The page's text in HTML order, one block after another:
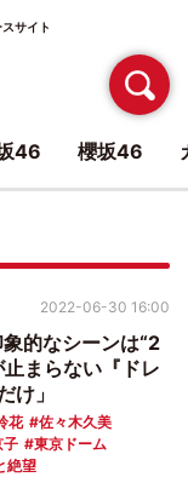
サイト
的なシーンは“2
まらない『ドレ
け」
花
佐々木久美
子
東京ドーム
絶望
2022-06-30 16:00
46 櫻坂46